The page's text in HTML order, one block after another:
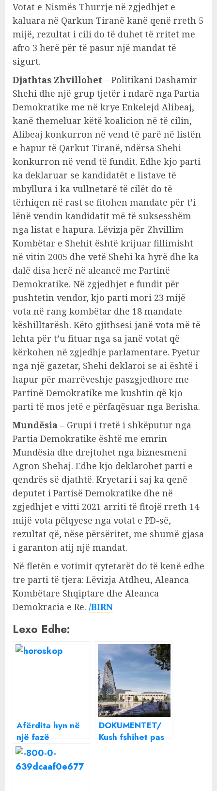
Votat e Nismës Thurrje në zgjedhjet e
kaluara në Qarkun Tiranë kanë qenë rreth 5
mijë, rezultat i cili do të duhet të rritet me
afro 3 herë për të pasur një mandat të
sigurt.
Djathtas Zhvillohet – Politikani Dashamir
Shehi dhe një grup tjetër i ndarë nga Partia
Demokratike me në krye Enkelejd Alibeaj,
kanë themeluar këtë koalicion në të cilin,
Alibeaj konkurron në vend të parë në listën
e hapur të Qarkut Tiranë, ndërsa Shehi
konkurron në vend të fundit. Edhe kjo parti
ka deklaruar se kandidatët e listave të
mbyllura i ka vullnetarë të cilët do të
tërhiqen në rast se fitohen mandate për t’i
lënë vendin kandidatit më të suksesshëm
nga listat e hapura. Lëvizja për Zhvillim
Kombëtar e Shehit është krijuar fillimisht
në vitin 2005 dhe vetë Shehi ka hyrë dhe ka
dalë disa herë në aleancë me Partinë
Demokratike. Në zgjedhjet e fundit për
pushtetin vendor, kjo parti mori 23 mijë
vota në rang kombëtar dhe 18 mandate
këshilltarësh. Këto gjithsesi janë vota më të
lehta për t’u fituar nga sa janë votat që
kërkohen në zgjedhje parlamentare. Pyetur
nga një gazetar, Shehi deklaroi se ai është i
hapur për marrëveshje paszgjedhore me
Partinë Demokratike me kushtin që kjo
parti të mos jetë e përfaqësuar nga Berisha.
Mundësia – Grupi i tretë i shkëputur nga
Partia Demokratike është me emrin
Mundësia dhe drejtohet nga biznesmeni
Agron Shehaj. Edhe kjo deklarohet parti e
qendrës së djathtë. Kryetari i saj ka qenë
deputet i Partisë Demokratike dhe në
zgjedhjet e vitti 2021 arriti të fitojë rreth 14
mijë vota pëlqyese nga votat e PD-së,
rezultat që, nëse përsëritet, me shumë gjasa
i garanton atij një mandat.
Në fletën e votimit qytetarët do të kenë edhe
tre parti të tjera: Lëvizja Atdheu, Aleanca
Kombëtare Shqiptare dhe Aleanca
Demokracia e Re. /BIRN
Lexo Edhe:
Afërdita hyn në
një fazë
konkurrence! Sot
disa shenja kanë
shanse të mira
DOKUMENTET/
Kush fshihet pas